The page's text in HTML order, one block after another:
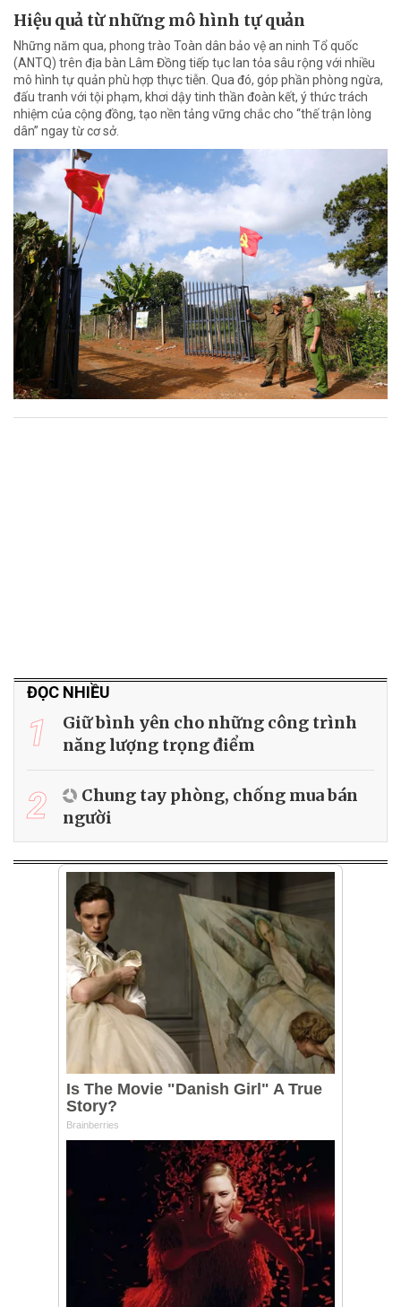
Hiệu quả từ những mô hình tự quản
Những năm qua, phong trào Toàn dân bảo vệ an ninh Tổ quốc
(ANTQ) trên địa bàn Lâm Đồng tiếp tục lan tỏa sâu rộng với nhiều
mô hình tự quản phù hợp thực tiễn. Qua đó, góp phần phòng ngừa,
đấu tranh với tội phạm, khơi dậy tinh thần đoàn kết, ý thức trách
nhiệm của cộng đồng, tạo nền tảng vững chắc cho “thế trận lòng
dân” ngay từ cơ sở.
ĐỌC NHIỀU
1
Giữ bình yên cho những công trình
năng lượng trọng điểm
2
Chung tay phòng, chống mua bán
người